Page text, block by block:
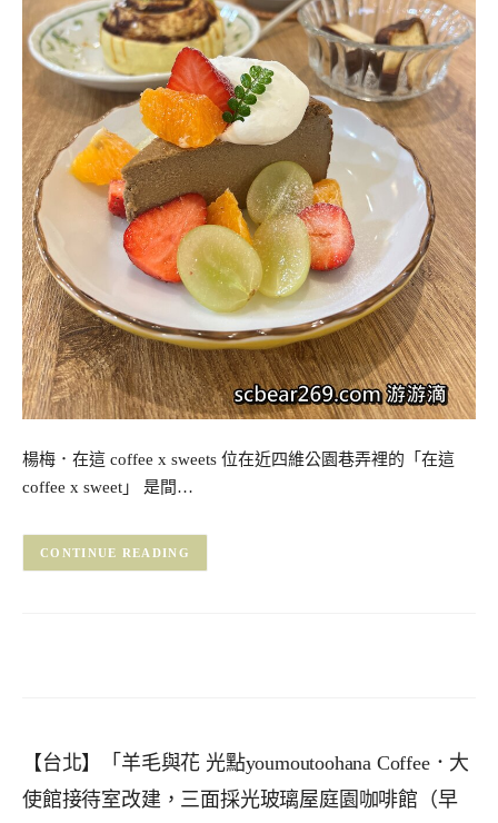
楊梅．在這 coffee x sweets 位在近四維公園巷弄裡的「在這
coffee x sweet」 是間…
CONTINUE READING
【台北】「羊毛與花 光點youmoutoohana Coffee．大
使館接待室改建，三面採光玻璃屋庭園咖啡館（早